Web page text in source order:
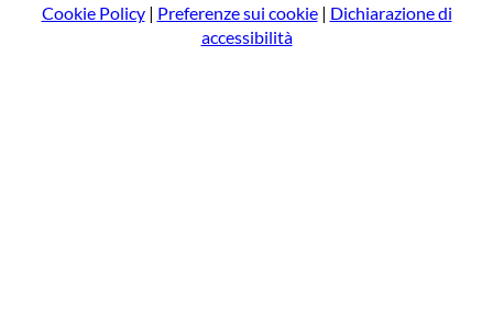
Cookie Policy| Preferenze sui cookie| Dichiarazione di
accessibilità